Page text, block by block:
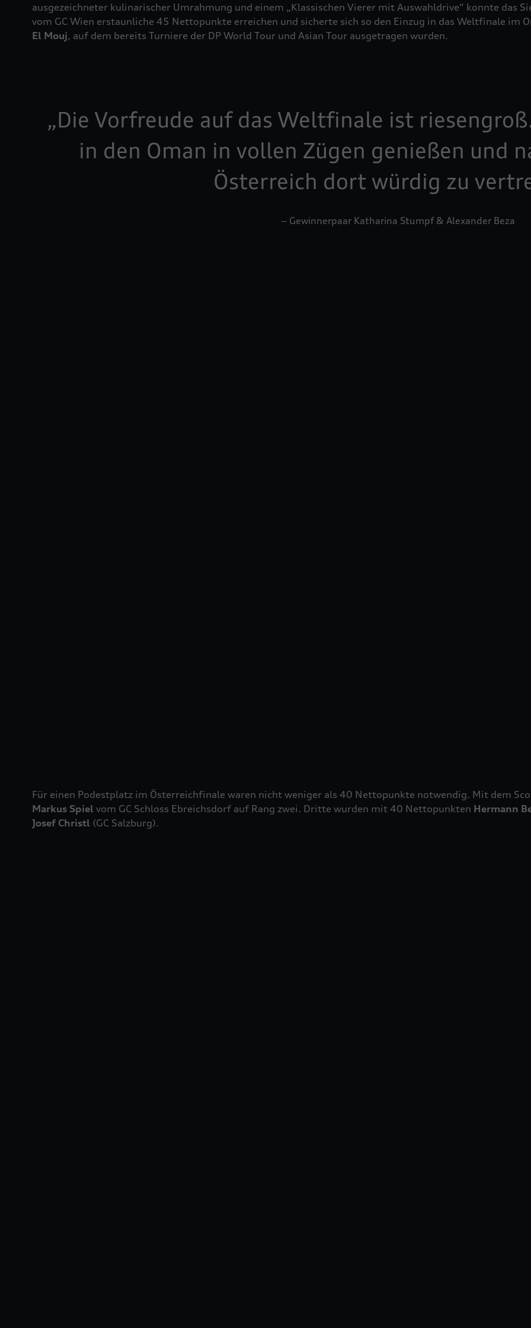
ausgezeichneter kulinarischer Umrahmung und einem „Klassischen Vierer mit Auswahldrive“ konnte das
vom GC Wien erstaunliche 45 Nettopunkte erreichen und sicherte sich so den Einzug in das Weltfinale im
El Mouj, auf dem bereits Turniere der DP World Tour und Asian Tour ausgetragen wurden.
Die Vorfreude auf das Weltfinale ist
in den Oman in vollen Zügen genießen und
Österreich dort würdig zu
‒ Gewinnerpaar Katharina Stumpf & Alexander Beza
Für einen Podestplatz im Österreichfinale waren nicht weniger als 40 Nettopunkte notwendig. Mit dem
Markus Spiel vom GC Schloss Ebreichsdorf auf Rang zwei. Dritte wurden mit 40 Nettopunkten Hermann
Josef Christl (GC Salzburg).